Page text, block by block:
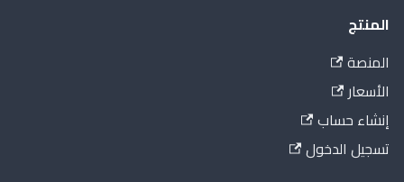
المنتج
المنصة
الأسعار
إنشاء حساب
تسجيل الدخول